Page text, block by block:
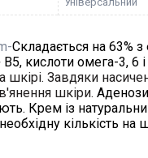
Складається на 63% з
кислоти омега-3, 6 і
Завдяки
шкіри.
Крем із
кількість